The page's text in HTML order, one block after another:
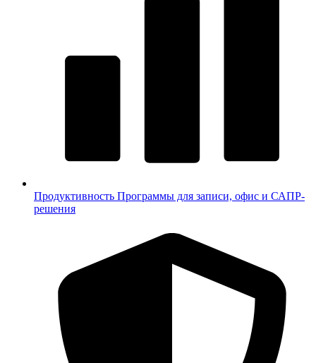
Продуктивность Программы для записи, офис и САПР-
решения